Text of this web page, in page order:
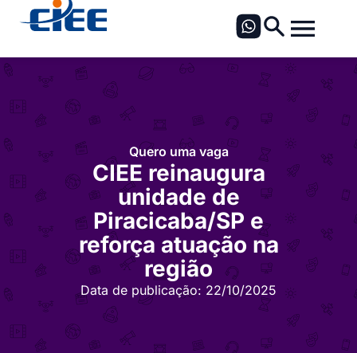
Quero uma vaga
CIEE reinaugura
unidade de
Piracicaba/SP e
reforça atuação na
região
Data de publicação: 22/10/2025